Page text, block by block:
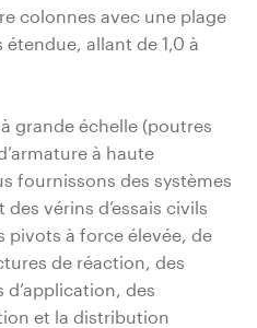
colonnes avec une plage
allant de 1,0 à
grande échelle (poutres
à haute
fournissons des systèmes
vérins d’essais civils
pivots à force élevée, de
de réaction, des
des
et la distribution